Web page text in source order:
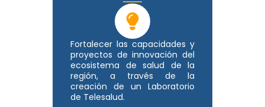
Fortalecer las capacidades y
proyectos de innovación del
ecosistema de salud de la
región, a través de la
creación de un Laboratorio
de Telesalud.